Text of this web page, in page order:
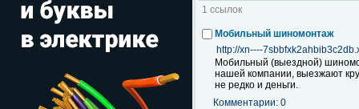
1 ссылок
Мобильный шиномонтаж
http://xn----
Мобильный (выездной)
нашей компании, выезжают
не редко и деньги.
Комментарии: 0